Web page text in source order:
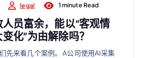
legal 1 minute Read
员富余，能以“客观情
化”为由解除吗？
先来看几个案例。 A公司使用AI采集